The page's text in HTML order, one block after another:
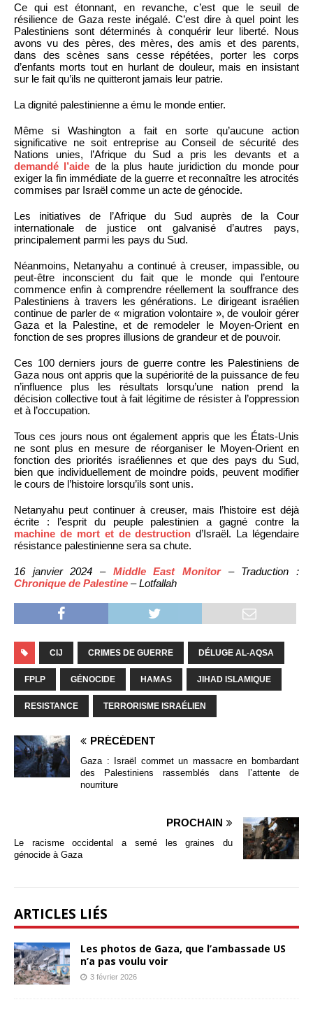
Ce qui est étonnant, en revanche, c’est que le seuil de
résilience de Gaza reste inégalé. C’est dire à quel point les
Palestiniens sont déterminés à conquérir leur liberté. Nous
avons vu des pères, des mères, des amis et des parents,
dans des scènes sans cesse répétées, porter les corps
d’enfants morts tout en hurlant de douleur, mais en insistant
sur le fait qu’ils ne quitteront jamais leur patrie.
La dignité palestinienne a ému le monde entier.
Même si Washington a fait en sorte qu’aucune action
significative ne soit entreprise au Conseil de sécurité des
Nations unies, l’Afrique du Sud a pris les devants et a
demandé l’aide de la plus haute juridiction du monde pour
exiger la fin immédiate de la guerre et reconnaître les atrocités
commises par Israël comme un acte de génocide.
Les initiatives de l’Afrique du Sud auprès de la Cour
internationale de justice ont galvanisé d’autres pays,
principalement parmi les pays du Sud.
Néanmoins, Netanyahu a continué à creuser, impassible, ou
peut-être inconscient du fait que le monde qui l’entoure
commence enfin à comprendre réellement la souffrance des
Palestiniens à travers les générations. Le dirigeant israélien
continue de parler de « migration volontaire », de vouloir gérer
Gaza et la Palestine, et de remodeler le Moyen-Orient en
fonction de ses propres illusions de grandeur et de pouvoir.
Ces 100 derniers jours de guerre contre les Palestiniens de
Gaza nous ont appris que la supériorité de la puissance de feu
n’influence plus les résultats lorsqu’une nation prend la
décision collective tout à fait légitime de résister à l’oppression
et à l’occupation.
Tous ces jours nous ont également appris que les États-Unis
ne sont plus en mesure de réorganiser le Moyen-Orient en
fonction des priorités israéliennes et que des pays du Sud,
bien que individuellement de moindre poids, peuvent modifier
le cours de l’histoire lorsqu’ils sont unis.
Netanyahu peut continuer à creuser, mais l’histoire est déjà
écrite : l’esprit du peuple palestinien a gagné contre la
machine de mort et de destruction d’Israël. La légendaire
résistance palestinienne sera sa chute.
16 janvier 2024 – Middle East Monitor– Traduction :
Chronique de Palestine – Lotfallah
CIJ CRIMES DE GUERRE DÉLUGE AL-AQSA
FPLP GÉNOCIDE HAMAS JIHAD ISLAMIQUE
RESISTANCE TERRORISME ISRAÉLIEN
PRÉCÉDENT
Gaza : Israël commet un massacre en bombardant
des Palestiniens rassemblés dans l’attente de
nourriture
PROCHAIN
Le racisme occidental a semé les graines du
génocide à Gaza
ARTICLES LIÉS
Les photos de Gaza, que l’ambassade US
n’a pas voulu voir
3 février 2026